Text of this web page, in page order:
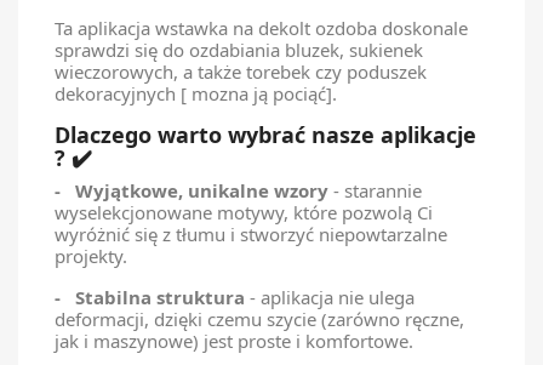
Ta aplikacja wstawka na dekolt ozdoba doskonale
sprawdzi się do ozdabiania bluzek, sukienek
wieczorowych, a także torebek czy poduszek
dekoracyjnych [ mozna ją pociąć].
Dlaczego warto wybrać nasze aplikacje
? ✔️
- Wyjątkowe, unikalne wzory - starannie
wyselekcjonowane motywy, które pozwolą Ci
wyróżnić się z tłumu i stworzyć niepowtarzalne
projekty.
- Stabilna struktura - aplikacja nie ulega
deformacji, dzięki czemu szycie (zarówno ręczne,
jak i maszynowe) jest proste i komfortowe.